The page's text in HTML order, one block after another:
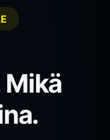
Mikä